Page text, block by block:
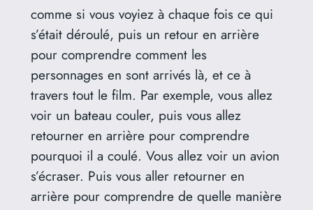
comme si vous voyiez à chaque fois ce qui
s’était déroulé, puis un retour en arrière
pour comprendre comment les
personnages en sont arrivés là, et ce à
travers tout le film. Par exemple, vous allez
voir un bateau couler, puis vous allez
retourner en arrière pour comprendre
pourquoi il a coulé. Vous allez voir un avion
s’écraser. Puis vous aller retourner en
arrière pour comprendre de quelle manière